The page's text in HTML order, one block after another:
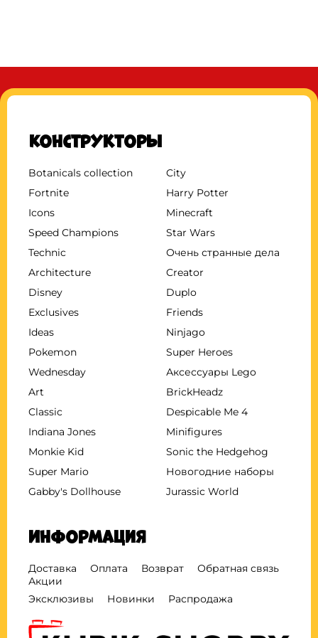
Конструкторы
Botanicals collection
City
Fortnite
Harry Potter
Icons
Minecraft
Speed Champions
Star Wars
Technic
Очень странные дела
Architecture
Creator
Disney
Duplo
Exclusives
Friends
Ideas
Ninjago
Pokemon
Super Heroes
Wednesday
Аксессуары Lego
Art
BrickHeadz
Classic
Despicable Me 4
Indiana Jones
Minifigures
Monkie Kid
Sonic the Hedgehog
Super Mario
Новогодние наборы
Gabby's Dollhouse
Jurassic World
Информация
Доставка Оплата Возврат
Обратная связь
Акции
Эксклюзивы
Новинки Распродажа